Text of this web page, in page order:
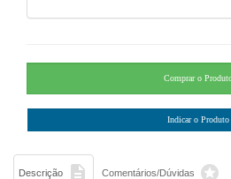
Descrição  Comentários/Dúvidas 